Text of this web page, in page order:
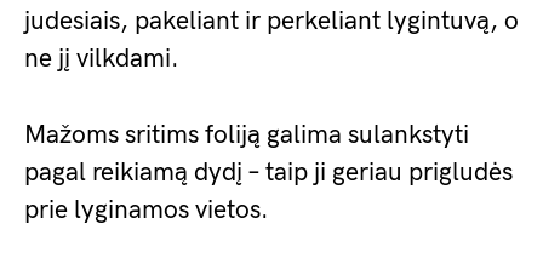
judesiais, pakeliant ir perkeliant lygintuvą, o
ne jį vilkdami.
Mažoms sritims foliją galima sulankstyti
pagal reikiamą dydį – taip ji geriau prigludės
prie lyginamos vietos.